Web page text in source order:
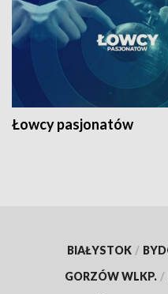
Łowcy pasjonatów
BIAŁYSTOK /
GORZÓW WLKP. /